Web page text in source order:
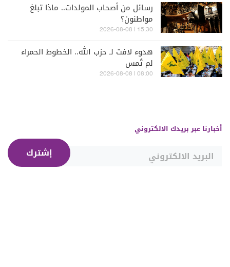
رسائل من أصحاب المولدات.. ماذا تبلغ
مواطنون؟
15:30 | 2026-08-08
هدوء لافت لـ حزب الله.. الخطوط الحمراء
لم تُمس
08:00 | 2026-08-08
أخبارنا عبر بريدك الالكتروني
إشترك